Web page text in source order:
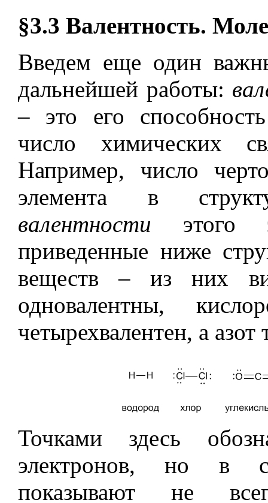
§3.3 Валентность.
Введем еще один
дальнейшей работы:
– это его
число химических
Например, число
элемента в
валентности этого
приведенные ниже
веществ – из них
одновалентны,
четырехвалентен, а азот
Точками здесь
электронов, но в
показывают не